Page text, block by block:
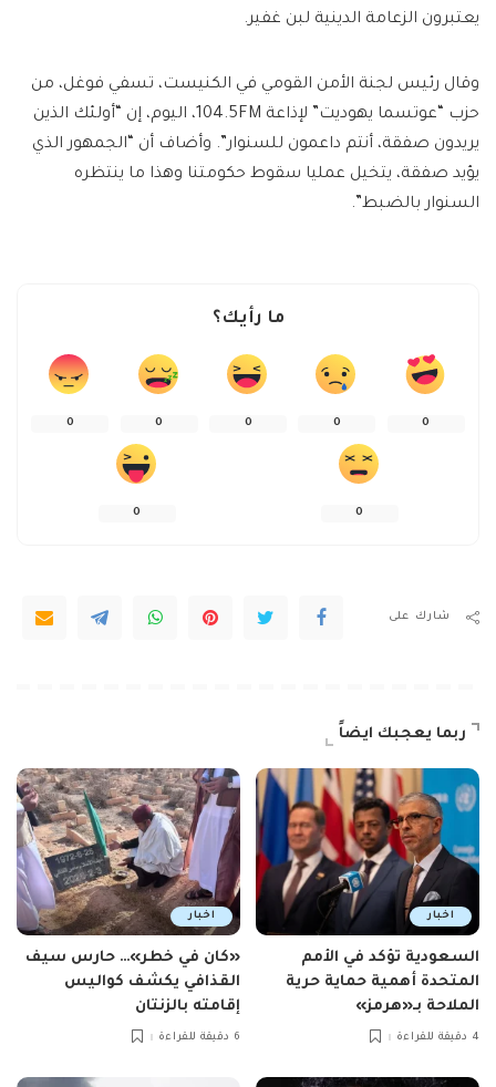
يعتبرون الزعامة الدينية لبن غفير.
وقال رئيس لجنة الأمن القومي في الكنيست، تسفي فوغل، من
حزب “عوتسما يهوديت” لإذاعة 104.5FM، اليوم، إن “أولئك الذين
يريدون صفقة، أنتم داعمون للسنوار”. وأضاف أن “الجمهور الذي
يؤيد صفقة، يتخيل عمليا سقوط حكومتنا وهذا ما ينتظره
السنوار بالضبط”.
ما رأيك؟
0
0
0
0
0
0
0
شارك على
ربما يعجبك ايضاً
اخبار
السعودية تؤكد في الأمم
المتحدة أهمية حماية حرية
الملاحة بـ«هرمز»
4 دقيقة للقراءة
اخبار
«كان في خطر»… حارس سيف
القذافي يكشف كواليس
إقامته بالزنتان
6 دقيقة للقراءة